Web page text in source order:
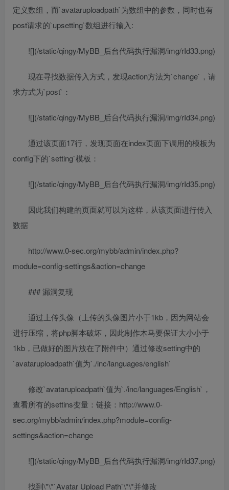
定义数组，而`avataruploadpath`为数组中的参数，同时也有
post请求的`upsetting`数组进行输入:
![](/static/qingy/MyBB_后台代码执行漏洞/img/rId33.png)
现在寻找数据传入方式，发现action方法为`change`，请
求方式为`post`：
![](/static/qingy/MyBB_后台代码执行漏洞/img/rId34.png)
通过该页面17行，发现页面在index页面下调用的模板为
config下的`setting`模板：
![](/static/qingy/MyBB_后台代码执行漏洞/img/rId35.png)
因此我们构建的页面就可以为这样，从该页面进行传入
数据
http://www.0-sec.org/mybb/admin/index.php?
module=config-settings&action=change
### 漏洞复现
通过上传头像（上传的头像图片小于1kb，因为网站会
进行压缩，将php脚本破坏，因此制作木马要保证大小小于
1kb，已做好的图片放在了附件中）通过修改setting中的
`avataruploadpath`值为`./inc/languages/english`
修改`avataruploadpath`值为`./inc/languages/English`，
查看所有的settins变量：链接：http://www.0-
sec.org/mybb/admin/index.php?module=config-
settings&action=change
![](/static/qingy/MyBB_后台代码执行漏洞/img/rId37.png)
找到\*\*`Avatar Upload Path`\*\*并修改